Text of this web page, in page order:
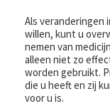
Als veranderingen
willen, kunt u
nemen van
alleen niet zo
worden gebruikt.
die u heeft en zij
voor u is.